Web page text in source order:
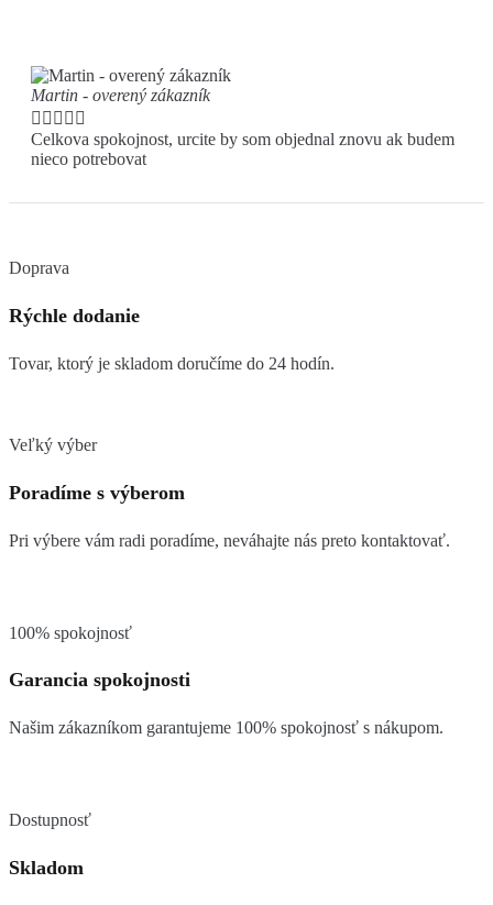
Martin - overený zákazník
    
Celkova spokojnost, urcite by som objednal znovu ak budem
nieco potrebovat
Doprava
Rýchle dodanie
Tovar, ktorý je skladom doručíme do 24 hodín.
Veľký výber
Poradíme s výberom
Pri výbere vám radi poradíme, neváhajte nás preto kontaktovať.
100% spokojnosť
Garancia spokojnosti
Našim zákazníkom garantujeme 100% spokojnosť s nákupom.
Dostupnosť
Skladom